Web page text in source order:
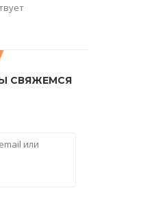
СВЯЖЕМСЯ